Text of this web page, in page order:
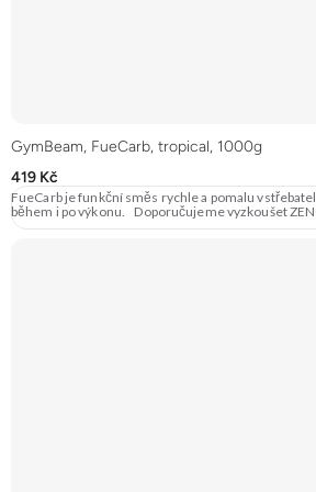
GymBeam, FueCarb, tropical, 1000g
419 Kč
FueCarb je funkční směs rychle a pomalu